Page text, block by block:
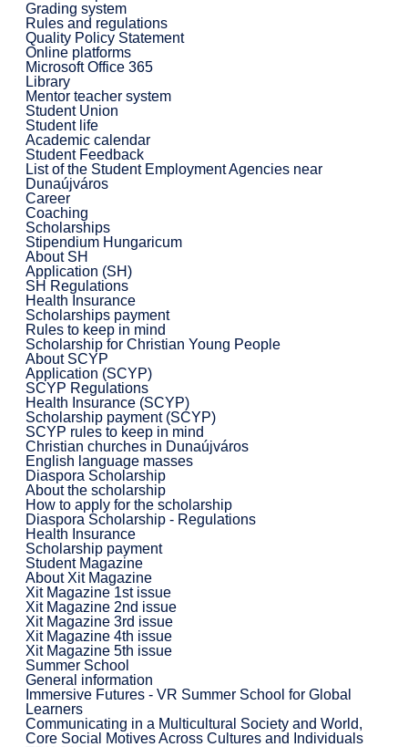
Grading system
Rules and regulations
Quality Policy Statement
Online platforms
Microsoft Office 365
Library
Mentor teacher system
Student Union
Student life
Academic calendar
Student Feedback
List of the Student Employment Agencies near
Dunaújváros
Career
Coaching
Scholarships
Stipendium Hungaricum
About SH
Application (SH)
SH Regulations
Health Insurance
Scholarships payment
Rules to keep in mind
Scholarship for Christian Young People
About SCYP
Application (SCYP)
SCYP Regulations
Health Insurance (SCYP)
Scholarship payment (SCYP)
SCYP rules to keep in mind
Christian churches in Dunaújváros
English language masses
Diaspora Scholarship
About the scholarship
How to apply for the scholarship
Diaspora Scholarship - Regulations
Health Insurance
Scholarship payment
Student Magazine
About Xit Magazine
Xit Magazine 1st issue
Xit Magazine 2nd issue
Xit Magazine 3rd issue
Xit Magazine 4th issue
Xit Magazine 5th issue
Summer School
General information
Immersive Futures - VR Summer School for Global
Learners
Communicating in a Multicultural Society and World,
Core Social Motives Across Cultures and Individuals